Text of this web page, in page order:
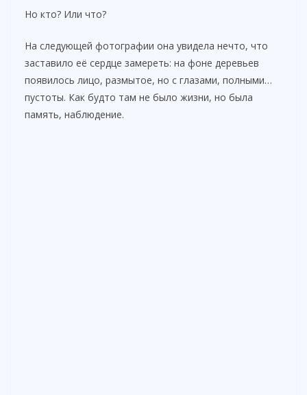
Но кто? Или что?
На следующей фотографии она увидела нечто, что
заставило её сердце замереть: на фоне деревьев
появилось лицо, размытое, но с глазами, полными…
пустоты. Как будто там не было жизни, но была
память, наблюдение.